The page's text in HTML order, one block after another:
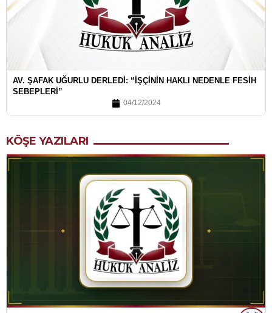
AV. ŞAFAK UĞURLU DERLEDI: “İŞÇININ HAKLI NEDENLE FESIH
SEBEPLERI”
04/12/2024
KÖŞE YAZILARI